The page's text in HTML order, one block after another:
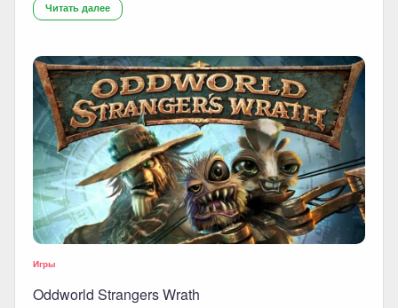
Читать далее
Игры
Oddworld Strangers Wrath